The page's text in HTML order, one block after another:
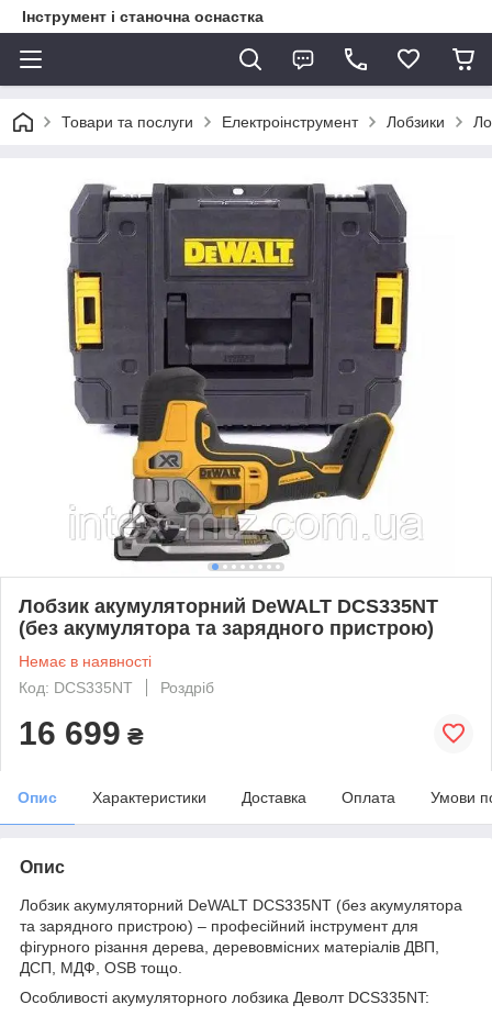
Інструмент і станочна оснастка
Товари та послуги Електроінструмент Лобзики
Лобзик акумуляторний DeWALT DCS335NT
(без акумулятора та зарядного пристрою)
Немає в наявності
Код: DCS335NT
Роздріб
16 699 ₴
Опис Характеристики Доставка Оплата Умови
Опис
Лобзик акумуляторний DeWALT DCS335NT (без акумулятора
та зарядного пристрою) – професійний інструмент для
фігурного різання дерева, деревовмісних матеріалів ДВП,
ДСП, МДФ, OSB тощо.
Особливості акумуляторного лобзика Деволт DCS335NT: